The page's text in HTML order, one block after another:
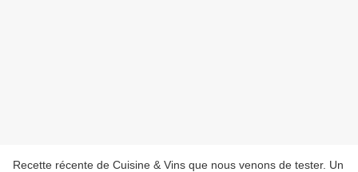
Recette récente de Cuisine & Vins que nous venons de tester. Un